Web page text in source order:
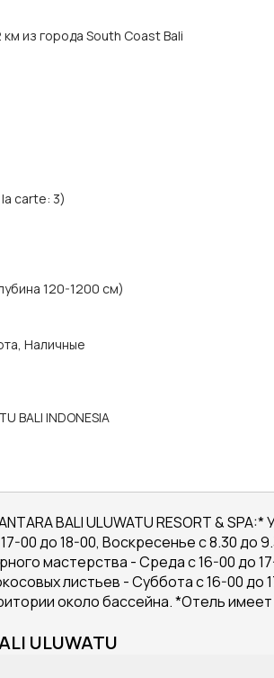
из города South Coast Bali
carte: 3)
120-1200 см)
Наличные
BALI INDONESIA
BALI ULUWATU RESORT &
00 до 18-00, Воскресенье с 8.30
мастерства - Среда с 16-00 до
листьев - Суббота с 16-00
около бассейна. *Отель
ULUWATU